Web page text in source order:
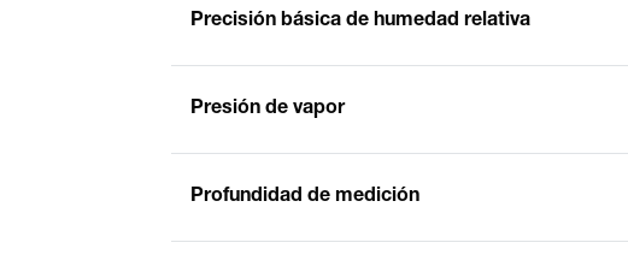
Precisión básica de humedad relativa
Presión de vapor
Profundidad de medición